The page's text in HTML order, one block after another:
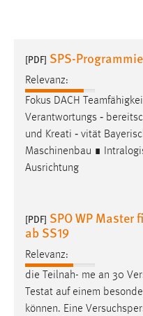
[PDF] SPS-
Relevanz:
Fokus DACH
Verantwortungs ​‐
und Kreati ​‐ vität
Maschinenbau ∎
Ausrichtung
[PDF] SPO WP
ab SS19
Relevanz:
die Teilnah- me an 30
Testat auf einem
können. Eine
Performance
Name:
Zweck:
Für performante
Sprachpräferenz
Name:
site-language-
Zweck:
Das Cookie speichert